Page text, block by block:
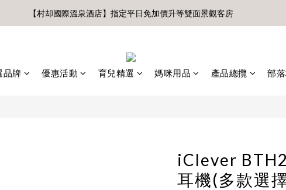
、首購滿$3500贈UBMOM透明防水提袋 滿$6500贈Disney輕量摺疊椅(不累贈
【村却國際溫泉酒店】指定平日免加價升等雙面景觀客房
品牌 優惠活動 育兒精選 媽咪用品 產品總攬 部
iClever
耳機(多款選